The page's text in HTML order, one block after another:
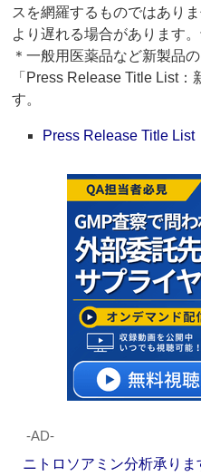
スを網羅するものではあり
より遅れる場合があります
＊一般用医薬品など新製品
「Press Release Title List
す。
Press Release Title List
‐AD‐
ニトロソアミン分析承り